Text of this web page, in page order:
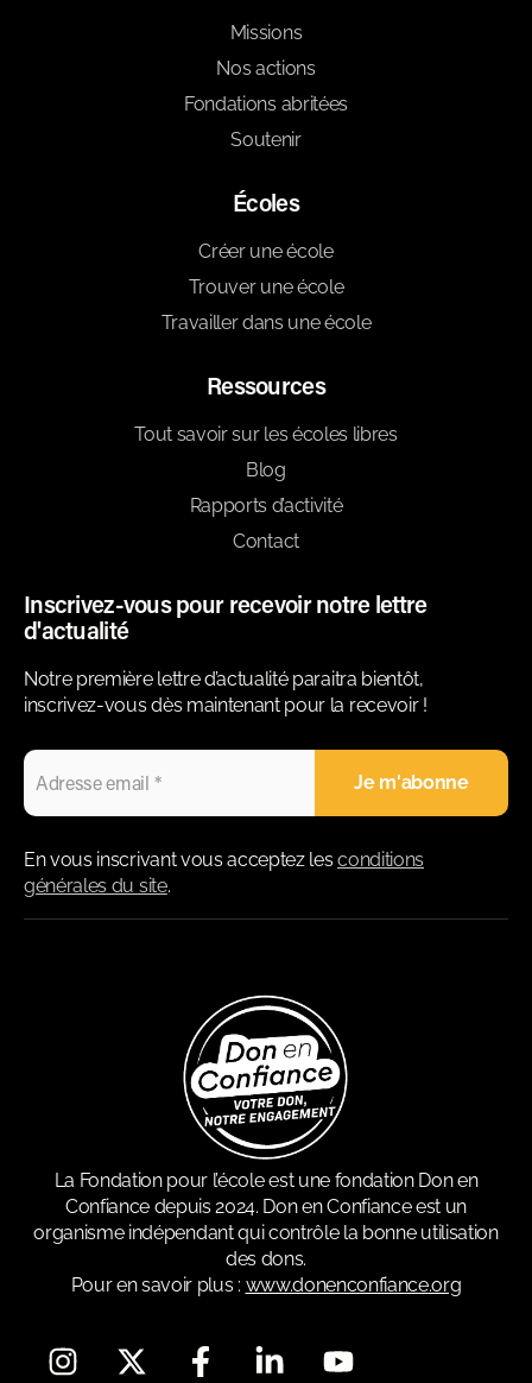
Missions
Nos actions
Fondations abritées
Soutenir
Écoles
Créer une école
Trouver une école
Travailler dans une école
Ressources
Tout savoir sur les écoles libres
Blog
Rapports d’activité
Contact
Inscrivez-vous pour recevoir notre lettre
d'actualité
Notre première lettre d’actualité paraitra bientôt,
inscrivez-vous dès maintenant pour la recevoir !
En vous inscrivant vous acceptez lesconditions
générales du site.
La Fondation pour l’école est une fondation Don en
Confiance depuis 2024. Don en Confiance est un
organisme indépendant qui contrôle la bonne utilisation
des dons.
Pour en savoir plus : www.donenconfiance.org